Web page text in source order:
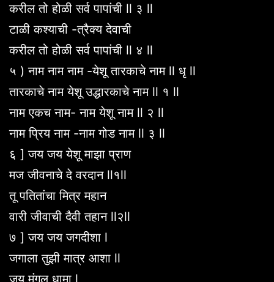
करील तो होळी सर्व पापांची ll ३ ll
टाळी कश्याची -त्रैक्य देवाची
करील तो होळी सर्व पापांची ll ४ ll
५ ) नाम नाम नाम -येशू तारकाचे नाम ll धृ ll
तारकाचे नाम येशू उद्धारकाचे नाम ll १ ll
नाम एकच नाम- नाम येशू नाम ll २ ll
नाम प्रिय नाम -नाम गोड नाम ll ३ ll
६ ] जय जय येशू माझा प्राण
मज जीवनाचे दे वरदान ll१ll
तू पतितांचा मित्र महान
वारी जीवाची दैवी तहान ll२ll
७ ] जय जय जगदीशा l
जगाला तुझी मात्र आशा ll
जय मंगल धामा l